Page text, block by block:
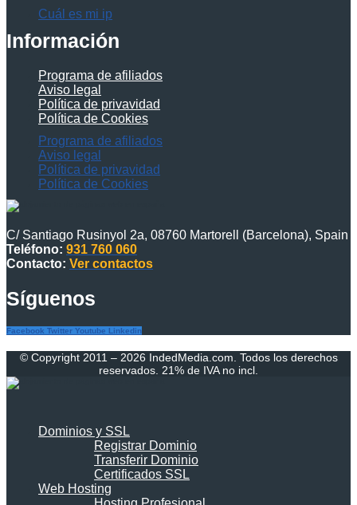
Cuál es mi ip
Información
Programa de afiliados
Aviso legal
Política de privavidad
Política de Cookies
Programa de afiliados
Aviso legal
Política de privavidad
Política de Cookies
C/ Santiago Rusinyol 2a, 08760 Martorell (Barcelona), Spain
Teléfono: 931 760 060
Contacto: Ver contactos
Síguenos
Facebook Twitter Youtube Linkedin
© Copyright 2011 – 2026 IndedMedia.com. Todos los derechos
reservados. 21% de IVA no incl.
Dominios y SSL
Registrar Dominio
Transferir Dominio
Certificados SSL
Web Hosting